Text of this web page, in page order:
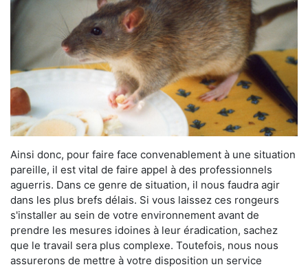
Ainsi donc, pour faire face convenablement à une situation
pareille, il est vital de faire appel à des professionnels
aguerris. Dans ce genre de situation, il nous faudra agir
dans les plus brefs délais. Si vous laissez ces rongeurs
s'installer au sein de votre environnement avant de
prendre les mesures idoines à leur éradication, sachez
que le travail sera plus complexe. Toutefois, nous nous
assurerons de mettre à votre disposition un service